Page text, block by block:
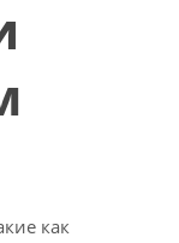
как